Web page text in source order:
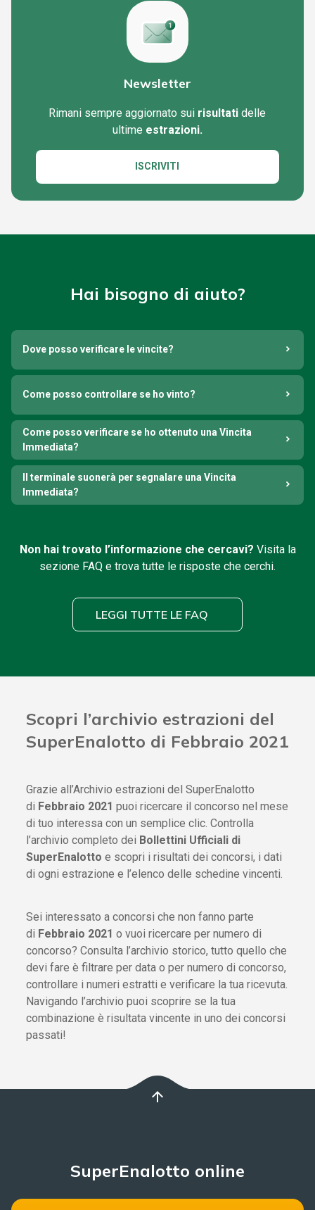
Newsletter
Rimani sempre aggiornato sui risultati delle
ultime estrazioni.
ISCRIVITI
Hai bisogno di aiuto?
Dove posso verificare le vincite?
Come posso controllare se ho vinto?
Come posso verificare se ho ottenuto una Vincita
Immediata?
Il terminale suonerà per segnalare una Vincita
Immediata?
Non hai trovato l’informazione che cercavi? Visita la
sezione FAQ e trova tutte le risposte che cerchi.
LEGGI TUTTE LE FAQ
Scopri l’archivio estrazioni del
SuperEnalotto di Febbraio 2021
Grazie all’Archivio estrazioni del SuperEnalotto
di Febbraio 2021puoi ricercare il concorso nel mese
di tuo interessa con un semplice clic. Controlla
l’archivio completo dei Bollettini Ufficiali di
SuperEnalotto e scopri i risultati dei concorsi, i dati
di ogni estrazione e l’elenco delle schedine vincenti.
Sei interessato a concorsi che non fanno parte
di Febbraio 2021 o vuoi ricercare per numero di
concorso? Consulta l’archivio storico, tutto quello che
devi fare è filtrare per data o per numero di concorso,
controllare i numeri estratti e verificare la tua ricevuta.
Navigando l’archivio puoi scoprire se la tua
combinazione è risultata vincente in uno dei concorsi
passati!
arrow_upward
SuperEnalotto online